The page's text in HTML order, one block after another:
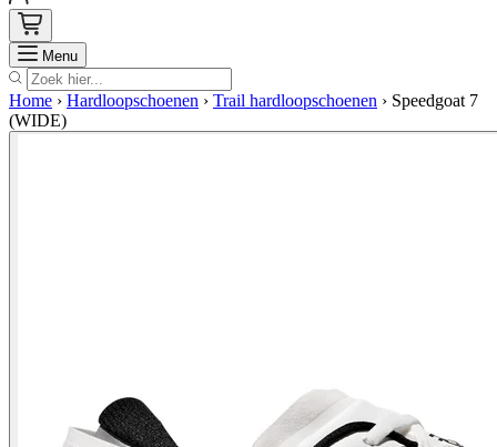
Menu Zoek
Home › Hardloopschoenen › Trail hardloopschoenen › Speedgoat 7
(WIDE)